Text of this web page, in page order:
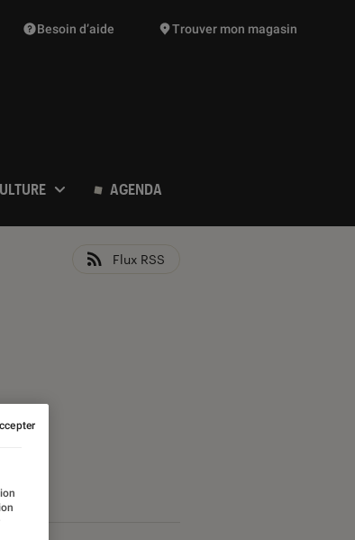
suggestions de produits vont vous être proposées
Besoin d’aide Trouver mon magasin
AGENDA
Flux RSS